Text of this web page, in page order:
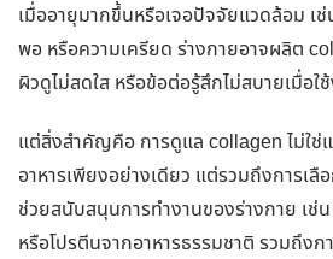
เมื่ออายุมากขึ้นหรือเจอปัจจัยแวดล้อม เ
พอ หรือความเครียด ร่างกายอาจผลิต
ผิวดูไม่สดใส หรือข้อต่อรู้สึกไม่สบายเมื่อใ
แต่สิ่งสำคัญคือ การดูแล collagen ไม่ใ
อาหารเพียงอย่างเดียว แต่รวมถึงการเลื
ช่วยสนับสนุนการทำงานของร่างกาย เช่
หรือโปรตีนจากอาหารธรรมชาติ รวมถึง